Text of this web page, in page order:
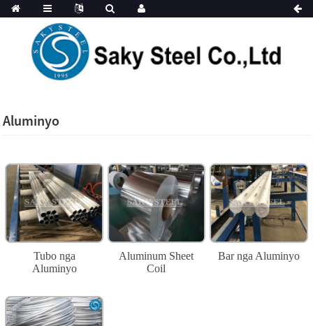
Aluminyo
Tubo nga
Aluminyo
Aluminum Sheet
Coil
Bar nga Aluminyo